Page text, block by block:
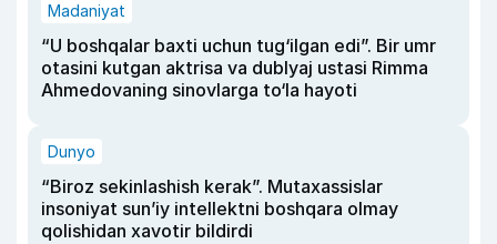
Madaniyat
“U boshqalar baxti uchun tug‘ilgan edi”. Bir umr
otasini kutgan aktrisa va dublyaj ustasi Rimma
Ahmedovaning sinovlarga to‘la hayoti
Dunyo
“Biroz sekinlashish kerak”. Mutaxassislar
insoniyat sun’iy intellektni boshqara olmay
qolishidan xavotir bildirdi